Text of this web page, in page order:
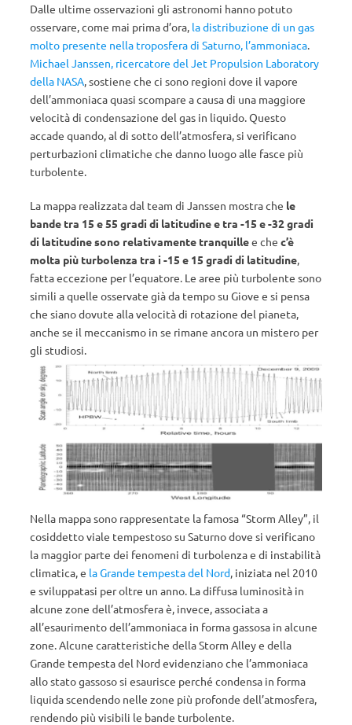
Dalle ultime osservazioni gli astronomi hanno potuto
osservare, come mai prima d’ora, la distribuzione di un gas
molto presente nella troposfera di Saturno, l’ammoniaca.
Michael Janssen, ricercatore del Jet Propulsion Laboratory
della NASA, sostiene che ci sono regioni dove il vapore
dell’ammoniaca quasi scompare a causa di una maggiore
velocità di condensazione del gas in liquido. Questo
accade quando, al di sotto dell’atmosfera, si verificano
perturbazioni climatiche che danno luogo alle fasce più
turbolente.
La mappa realizzata dal team di Janssen mostra che le
bande tra 15 e 55 gradi di latitudine e tra -15 e -32 gradi
di latitudine sono relativamente tranquillee che c’è
molta più turbolenza tra i -15 e 15 gradi di latitudine,
fatta eccezione per l’equatore. Le aree più turbolente sono
simili a quelle osservate già da tempo su Giove e si pensa
che siano dovute alla velocità di rotazione del pianeta,
anche se il meccanismo in se rimane ancora un mistero per
gli studiosi.
Nella mappa sono rappresentate la famosa “Storm Alley”, il
cosiddetto viale tempestoso su Saturno dove si verificano
la maggior parte dei fenomeni di turbolenza e di instabilità
climatica, e la Grande tempesta del Nord, iniziata nel 2010
e sviluppatasi per oltre un anno. La diffusa luminosità in
alcune zone dell’atmosfera è, invece, associata a
all’esaurimento dell’ammoniaca in forma gassosa in alcune
zone. Alcune caratteristiche della Storm Alley e della
Grande tempesta del Nord evidenziano che l’ammoniaca
allo stato gassoso si esaurisce perché condensa in forma
liquida scendendo nelle zone più profonde dell’atmosfera,
rendendo più visibili le bande turbolente.